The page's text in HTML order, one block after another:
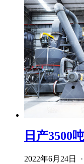
日产3500
2022年6月24日